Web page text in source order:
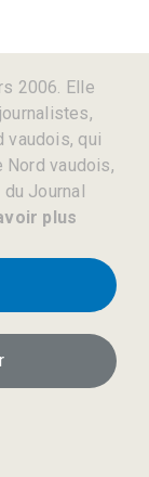
2006. Elle
vaudois, qui
vaudois,
Journal
plus